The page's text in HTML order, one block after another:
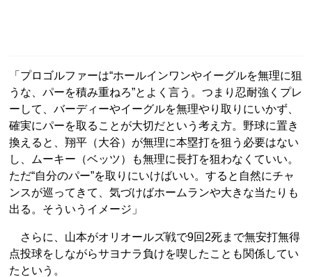
「プロゴルファーは“ホールインワンやイーグルを無理に狙
うな、パーを積み重ねろ”とよく言う。つまり忍耐強くプレ
ーして、バーディーやイーグルを無理やり取りにいかず、
確実にパーを取ることが大切だという考え方。野球に置き
換えると、翔平（大谷）が無理に本塁打を狙う必要はない
し、ムーキー（ベッツ）も無理に長打を狙わなくていい。
ただ“自分のパー”を取りにいけばいい。すると自然にチャ
ンスが巡ってきて、気づけばホームランや大きな当たりも
出る。そういうイメージ」
さらに、山本がオリオールズ戦で9回2死まで無安打無得
点投球をしながらサヨナラ負けを喫したことも関係してい
たという。